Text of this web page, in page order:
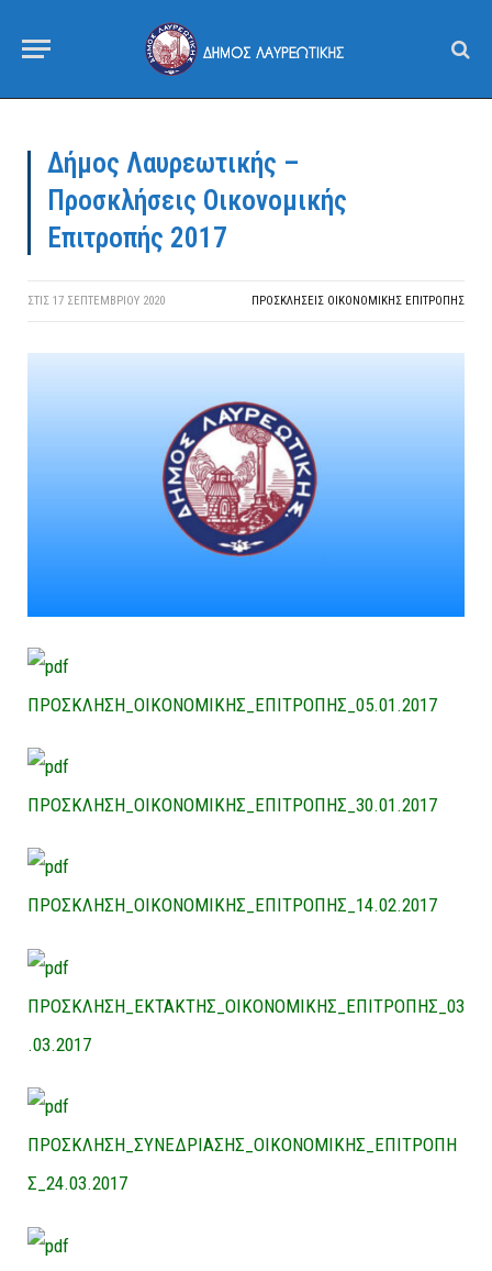
Δήμος Λαυρεωτικής –
Προσκλήσεις Οικονομικής
Επιτροπής 2017
ΣΤΙΣ 17 ΣΕΠΤΕΜΒΡΊΟΥ 2020 ΠΡΟΣΚΛΉΣΕΙΣ ΟΙΚΟΝΟΜΙΚΉΣ ΕΠΙΤΡΟΠΉΣ
ΠΡΟΣΚΛΗΣΗ_ΟΙΚΟΝΟΜΙΚΗΣ_ΕΠΙΤΡΟΠΗΣ_05.01.2017
ΠΡΟΣΚΛΗΣΗ_ΟΙΚΟΝΟΜΙΚΗΣ_ΕΠΙΤΡΟΠΗΣ_30.01.2017
ΠΡΟΣΚΛΗΣΗ_ΟΙΚΟΝΟΜΙΚΗΣ_ΕΠΙΤΡΟΠΗΣ_14.02.2017
ΠΡΟΣΚΛΗΣΗ_ΕΚΤΑΚΤΗΣ_ΟΙΚΟΝΟΜΙΚΗΣ_ΕΠΙΤΡΟΠΗΣ_03
.03.2017
ΠΡΟΣΚΛΗΣΗ_ΣΥΝΕΔΡΙΑΣΗΣ_ΟΙΚΟΝΟΜΙΚΗΣ_ΕΠΙΤΡΟΠΗ
Σ_24.03.2017